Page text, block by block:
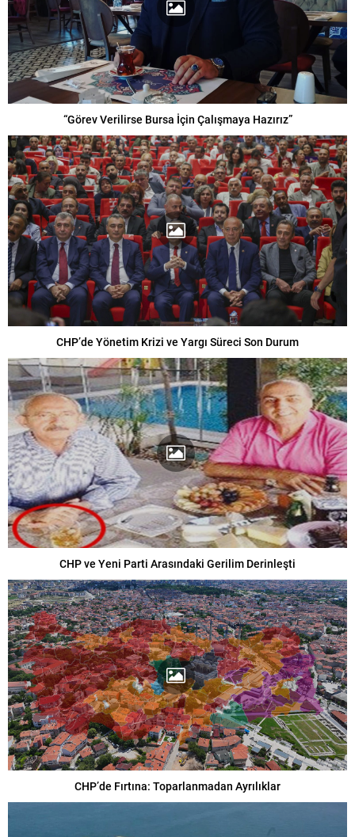
“Görev Verilirse Bursa İçin Çalışmaya Hazırız”
CHP’de Yönetim Krizi ve Yargı Süreci Son Durum
CHP ve Yeni Parti Arasındaki Gerilim Derinleşti
CHP’de Fırtına: Toparlanmadan Ayrılıklar